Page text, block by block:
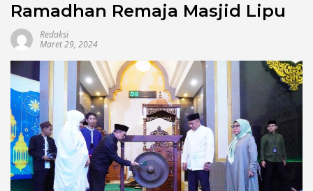
Ramadhan Remaja Masjid Lipu
Redaksi
Maret 29, 2024